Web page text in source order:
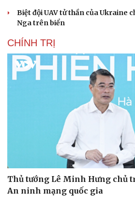
Biệt đội UAV tử thần của Ukraine
Nga trên biển
CHÍNH TRỊ
Thủ tướng Lê Minh Hưng chủ
An ninh mạng quốc gia